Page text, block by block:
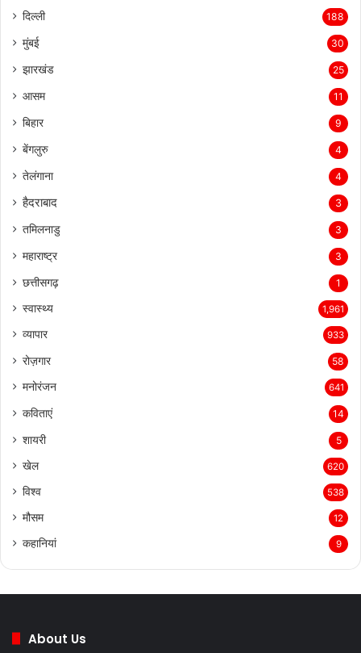
दिल्ली 188
मुंबई 30
झारखंड 25
आसम 11
बिहार 9
बेंगलुरु 4
तेलंगाना 4
हैदराबाद 3
तमिलनाडु 3
महाराष्ट्र 3
छत्तीसगढ़ 1
स्वास्थ्य 1,961
व्यापार 933
रोज़गार 58
मनोरंजन 641
कविताएं 14
शायरी 5
खेल 620
विश्व 538
मौसम 12
कहानियां 9
About Us